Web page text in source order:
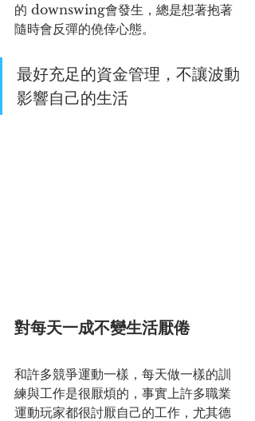
的 downswing會發生，總是想著抱著
隨時會反彈的僥倖心態。
最好充足的資金管理，不讓波動
影響自己的生活
對每天一成不變生活厭倦
和許多競爭運動一樣，每天做一樣的訓
練與工作是很厭煩的，事實上許多職業
運動玩家都很討厭自己的工作，尤其德